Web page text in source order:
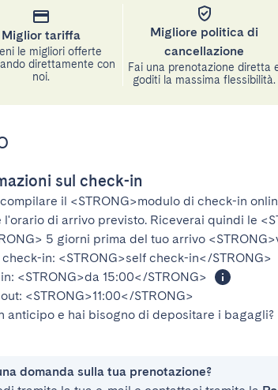
Miglior tariffa
le migliori offerte
direttamente con
noi.
Migliore politica di
cancellazione
Fai una prenotazione diretta
goditi la massima flessibilità.
sul check-in
il <STRONG>modulo di check-in
l'orario di arrivo previsto. Riceverai quindi le
5 giorni prima del tuo arrivo
in: <STRONG>self check-in</STRONG>
<STRONG>da 15:00</STRONG>
<STRONG>11:00</STRONG>
anticipo e hai bisogno di depositare i bagagli?
domanda sulla tua prenotazione?